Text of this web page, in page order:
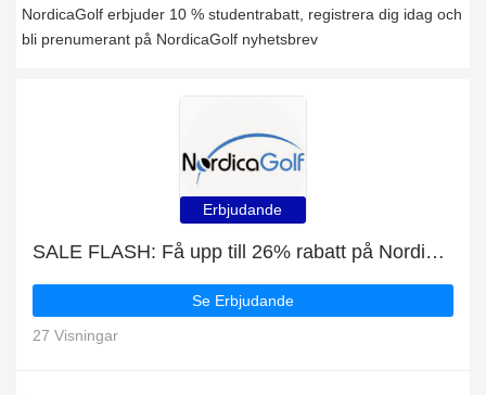
NordicaGolf erbjuder 10 % studentrabatt, registrera dig idag och
bli prenumerant på NordicaGolf nyhetsbrev
Erbjudande
SALE FLASH: Få upp till 26% rabatt på NordicaGolf
Se Erbjudande
27 Visningar